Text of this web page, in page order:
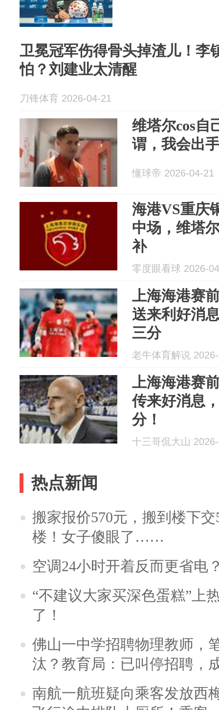
卫冕冠军伤得骨头掉渣儿！李
怕？刘建业太清醒
刀锋体育 2026-04-21
维塔尔cos自
谓，我会出
懂球帝 2026-04-21
海港VS重庆
中场，维塔
补
零度眼看球 2026-
上海海港赛
送来利好消
三分
老牛体育解说
上海海港赛
传来好消息
分！
十三哥侃大山
热点新闻
搬家报价570元，搬到楼下
楼！女子傻眼了……
空调24小时开着反而更省电
“不建议大家买深色蛋糕”上
了！
佛山一中学招聘物理教师，
汰？教育局：已叫停招聘，
南航一航班疑向乘客发放西